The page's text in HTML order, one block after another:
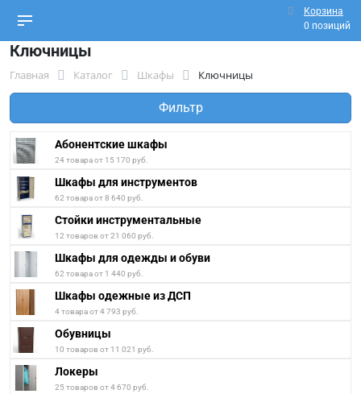
Корзина
0 позиций
Ключницы
Главная Каталог Шкафы Ключницы
Фильтр
Абонентские шкафы
24 товара от 15 170 руб.
Шкафы для инструментов
62 товара от 8 640 руб.
Стойки инструментальные
12 товаров от 21 060 руб.
Шкафы для одежды и обуви
62 товара от 1 440 руб.
Шкафы одежные из ДСП
4 товара от 4 793 руб.
Обувницы
10 товаров от 11 021 руб.
Локеры
25 товаров от 4 670 руб.